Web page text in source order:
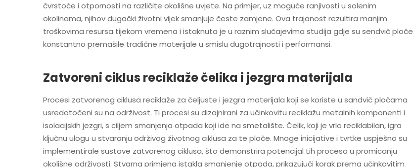
čvrstoće i otpornosti na različite okolišne uvjete. Na primjer, uz moguće ranjivosti u solenim
okolinama, njihov dugački životni vijek smanjuje česte zamjene. Ova trajanost rezultira manjim
troškovima resursa tijekom vremena i istaknuta je u raznim slučajevima studija gdje su sendvič ploče
konstantno premašile tradične materijale u smislu dugotrajnosti i performansi.
Zatvoreni ciklus reciklaže čelika i jezgra materijala
Procesi zatvorenog ciklusa reciklaže za čeljuste i jezgra materijala koji se koriste u sandvič pločama
usredotočeni su na održivost. Ti procesi su dizajnirani za učinkovitu reciklažu metalnih komponenti i
isolacijskih jezgri, s ciljem smanjenja otpada koji ide na smetalište. Čelik, koji je vrlo reciklabilan, igra
ključnu ulogu u stvaranju održivog životnog ciklusa za te ploče. Mnoge inicijative i tvrtke uspješno su
implementirale sustave zatvorenog ciklusa, što demonstrira potencijal tih procesa u promicanju
okolišne održivosti. Stvarna primjena istakla smanjenje otpada, prikazujući korak prema učinkovitim